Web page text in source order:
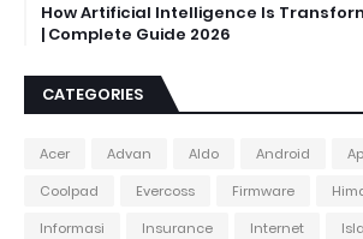
How Artificial Intelligence Is
| Complete Guide 2026
CATEGORIES
Acer Advan Aldo Android
Coolpad
Evercoss Firmware
Informasi
Insurance Internet